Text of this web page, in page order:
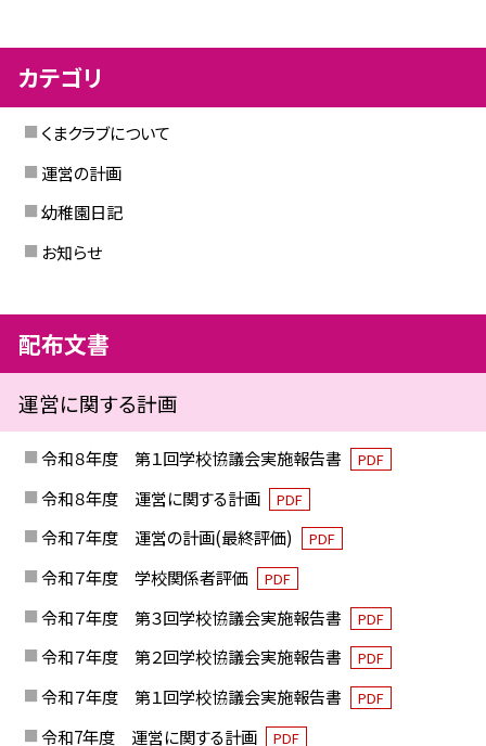
カテゴリ
くまクラブについて
運営の計画
幼稚園日記
お知らせ
配布文書
運営に関する計画
令和８年度 第１回学校協議会実施報告書 PDF
令和８年度 運営に関する計画 PDF
令和７年度 運営の計画(最終評価) PDF
令和７年度 学校関係者評価 PDF
令和７年度 第３回学校協議会実施報告書 PDF
令和７年度 第２回学校協議会実施報告書 PDF
令和７年度 第１回学校協議会実施報告書 PDF
令和7年度 運営に関する計画 PDF